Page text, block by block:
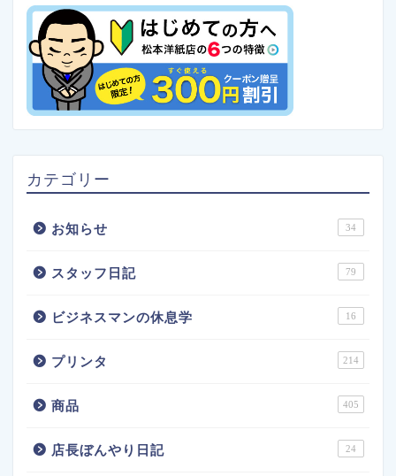
カテゴリー
お知らせ 34
スタッフ日記 79
ビジネスマンの休息学 16
プリンタ 214
商品 405
店長ぼんやり日記 24